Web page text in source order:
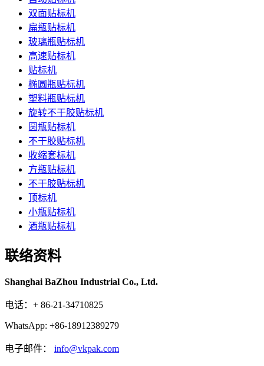
双面贴标机
扁瓶贴标机
玻璃瓶贴标机
高速贴标机
贴标机
椭圆瓶贴标机
塑料瓶贴标机
旋转不干胶贴标机
圆瓶贴标机
不干胶贴标机
收缩套标机
方瓶贴标机
不干胶贴标机
顶标机
小瓶贴标机
酒瓶贴标机
联络资料
Shanghai BaZhou Industrial Co., Ltd.
电话：+ 86-21-34710825
WhatsApp: +86-18912389279
电子邮件： info@vkpak.com